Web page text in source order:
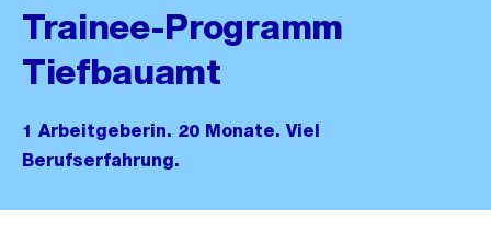
Trainee-Programm
Tiefbauamt
1 Arbeitgeberin. 20 Monate. Viel
Berufserfahrung.